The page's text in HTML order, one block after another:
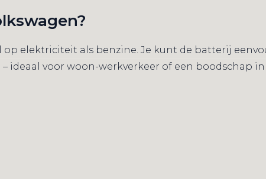
op elektriciteit als benzine. Je kunt de batterij
voor woon-werkverkeer of een boodschap in